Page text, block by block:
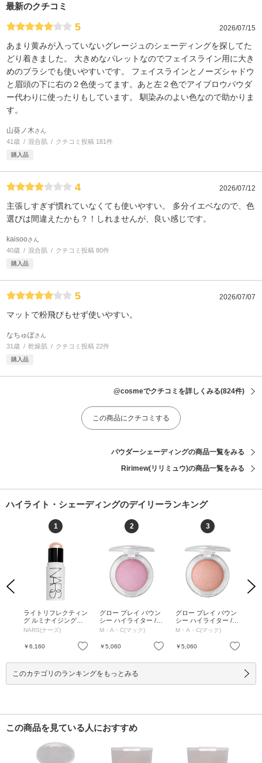
最新のクチコミ
5 2026/07/15
あまり黄みが入っていないグレージュのシェーディングを探してた
どり着きました。 大きめなパレットなのでフェイスライン用に大き
めのブラシでも使いやすいです。 フェイスラインとノーズシャドウ
と眉頭の下に右の２色使ってます。あと左２色でアイブロウパウダ
ー代わりに使ったりもしています。 馴染みのよい色なので助かりま
す。
山葵ノ木さん
41歳 混合肌 クチコミ投稿 181件
購入品
4 2026/07/12
主張しすぎず慣れていなくても使いやすい。 多分イエベなので、色
選びは間違えたかも？！しれませんが、良い感じです。
kaisooさん
40歳 混合肌 クチコミ投稿 80件
購入品
5 2026/07/07
マットで粉飛びもせず使いやすい。
なちゅぽさん
31歳 乾燥肌 クチコミ投稿 22件
購入品
@cosmeでクチコミを詳しくみる(824件)
この商品にクチコミする
パウダーシェーディングの商品一覧をみる
Ririmew(リリミュウ)の商品一覧をみる
ハイライト・シェーディングのデイリーランキング
Previous
お気に入り
1
ライトリフレクティン
グ ルミナイジングス
ティック / 04233 HEA
VENLY / 7g / 04233 H
EAVENLY / 7g
NARS(ナーズ)
￥6,160 お気に入り
2
グロー プレイ バウン
シー ハイライター /
ストレイタス / 7.5g /
ストレイタス / 7.5g
M・A・C(マック)
￥5,060 お気に入り
3
グロー プレイ バウン
シー ハイライター /
スカイ キス / 7.5g / ス
カイ キス / 7.5g
M・A・C(マック)
￥5,060
Next
このカテゴリのランキングをもっとみる
この商品を見ている人におすすめ